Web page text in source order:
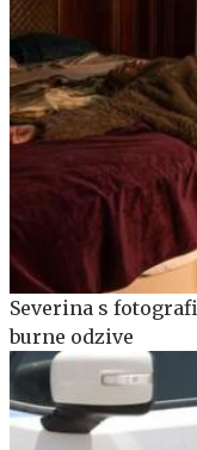
Severina s
burne odzive